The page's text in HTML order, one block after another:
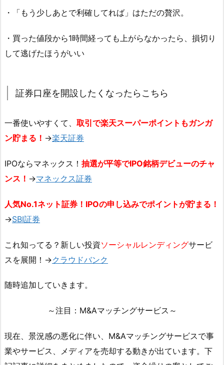
・「もう少しあとで利確してれば」はただの贅沢。
・買った値段から1時間経っても上がらなかったら、損切り
して逃げたほうがいい
証券口座を開設したくなったらこちら
一番使いやすくて、 取引で楽天スーパーポイントもガンガ
ン貯まる！ →楽天証券
IPOならマネックス！ 抽選が平等でIPO銘柄デビューのチャ
ンス！ →マネックス証券
人気No.1ネット証券！IPOの申し込みでポイントが貯まる！
→SBI証券
これ知ってる？新しい投資ソーシャルレンディングサービ
スを展開！→クラウドバンク
随時追加していきます。
～注目：M&Aマッチングサービス～
現在、景況感の悪化に伴い、M&Aマッチングサービスで事
業やサービス、メディアを売却する動きが出ています。下